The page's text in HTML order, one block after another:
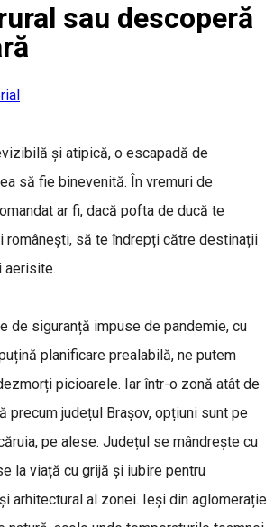
sau descoperă
și atipică, o escapadă de
să fie binevenită. În vremuri de
ar fi, dacă pofta de ducă te
românești, să te îndrepți către destinații
aerisite.
de siguranță impuse de pandemie, cu
planificare prealabilă, ne putem
picioarele. Iar într-o zonă atât de
precum județul Brașov, opțiuni sunt pe
pe alese. Județul se mândrește cu
la viață cu grijă și iubire pentru
arhitectural al zonei. Ieși din aglomerație